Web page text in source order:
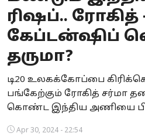
Business
Crime
National
ரிஷப்.. ரோகித்
கேப்டன்ஷிப்
தருமா?
டி20 உலகக்கோப்பை
பங்கேற்கும் ரோகித் சர்மா
கொண்ட இந்திய அணியை
Apr 30, 2024 - 22:54